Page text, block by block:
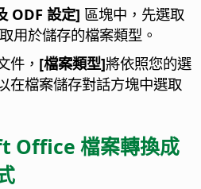
ODF 設定] 區塊中，先選取
用於儲存的檔案類型。
件， [檔案類型]將依照您的選
在檔案儲存對話方塊中選取
Office 檔案轉換成